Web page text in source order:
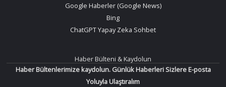
Google Haberler (Google News)
Bing
ChatGPT Yapay Zeka Sohbet
Haber Bülteni & Kaydolun
Haber Bültenlerimize kaydolun. Günlük Haberleri Sizlere E-posta
Yoluyla Ulaştıralım